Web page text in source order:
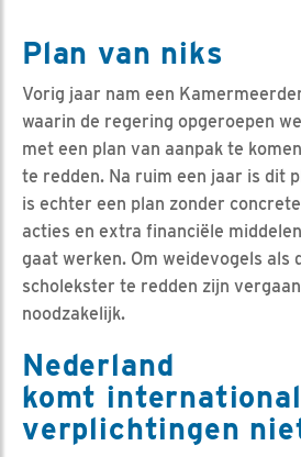
Plan van niks
Vorig jaar nam een
waarin de regering opgeroepen
met een plan van aanpak te
te redden. Na ruim een jaar is dit
is echter een plan zonder
acties en extra financiële
gaat werken. Om weidevogels als
scholekster te redden zijn
noodzakelijk.
Nederland
komt
verplichtingen